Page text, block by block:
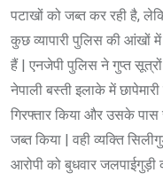
पटाखों को जब्त कर रही है,
कुछ व्यापारी पुलिस की आंखों
हैं | एनजेपी पुलिस ने गुप्त
नेपाली बस्ती इलाके में
गिरफ्तार किया और उसके
जब्त किया | वही व्यक्ति
आरोपी को बुधवार जलपाईगुड़ी